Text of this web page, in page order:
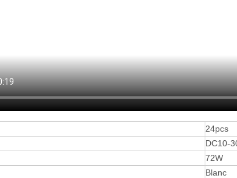
24pcs
DC10-
72W
Blanc